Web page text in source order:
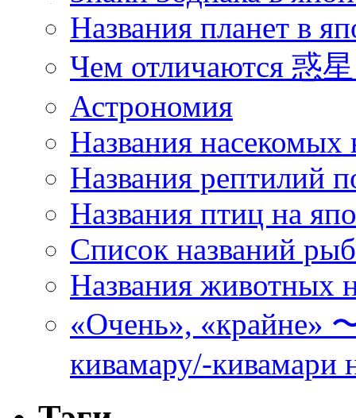
Названия планет в
Чем отличаются 惑
Астрономия
Названия насекомых
Названия рептилий
Названия птиц на
Список названий
Названия животных
«Очень», «крайне»
кивамару/-кивамари